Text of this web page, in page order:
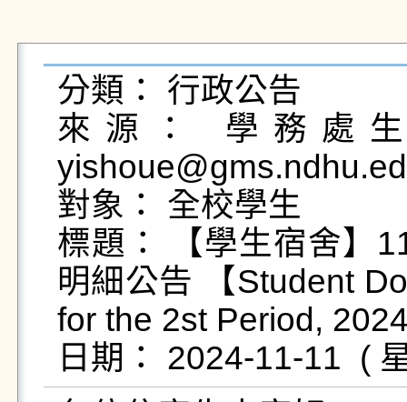
分類： 行政公告
來源： 學務處
對象： 全校學生
標題： 【學生宿舍】
明細公告 【Student
for the 2st Period,